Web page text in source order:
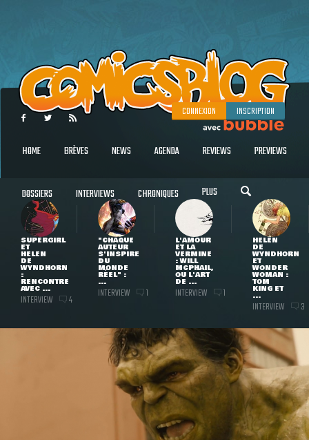
CONNEXION INSCRIPTION
HOME BRÈVES NEWS AGENDA REVIEWS PREVIEWS
DOSSIERS INTERVIEWS CHRONIQUES PLUS
SUPERGIRL
ET
HELEN
DE
WYNDHORN
:
RENCONTRE
AVEC ...
INTERVIEW 4
"CHAQUE
AUTEUR
S'INSPIRE
DU
MONDE
RÉEL" :
...
INTERVIEW 1
L'AMOUR
ET LA
VERMINE
: WILL
MCPHAIL,
OU L'ART
DE ...
INTERVIEW 1
HELEN
DE
WYNDHORN
ET
WONDER
WOMAN :
TOM
KING ET
...
INTERVIEW 3